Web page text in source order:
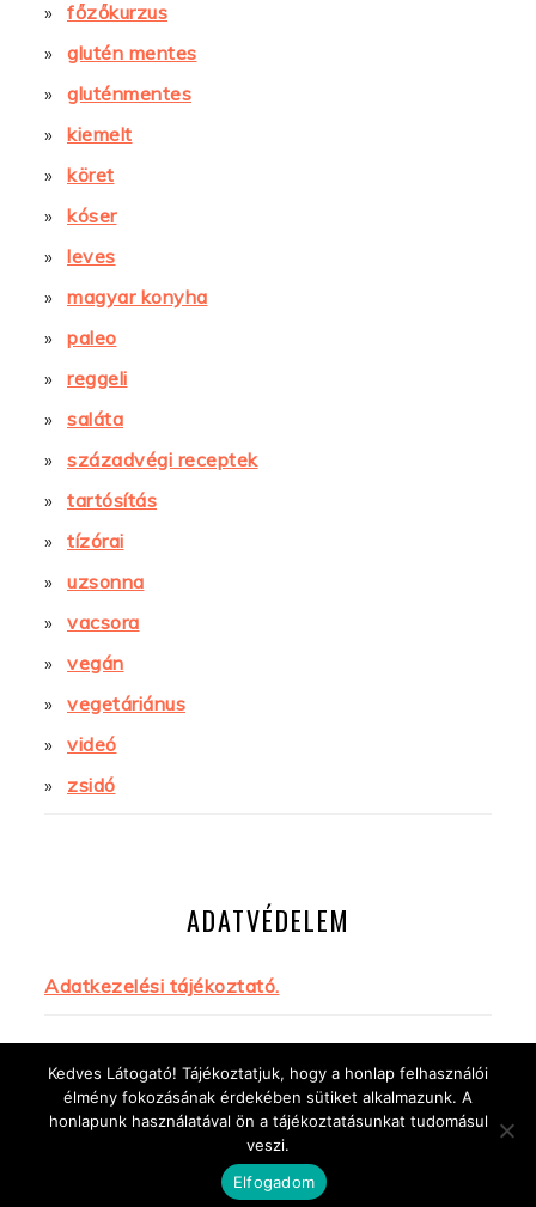
főzőkurzus
glutén mentes
gluténmentes
kiemelt
köret
kóser
leves
magyar konyha
paleo
reggeli
saláta
századvégi receptek
tartósítás
tízórai
uzsonna
vacsora
vegán
vegetáriánus
videó
zsidó
ADATVÉDELEM
Adatkezelési tájékoztató.
COPYRIGHT © 2026 FŰSZER ÉS LÉLEK
Kedves Látogató! Tájékoztatjuk, hogy a honlap felhasználói
élmény fokozásának érdekében sütiket alkalmazunk. A
honlapunk használatával ön a tájékoztatásunkat tudomásul
veszi.
Elfogadom